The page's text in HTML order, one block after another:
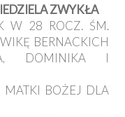
ZWYKŁA
W 28 ROCZ. ŚM.
BERNACKICH
DOMINIKA I
MATKI BOŻEJ DLA